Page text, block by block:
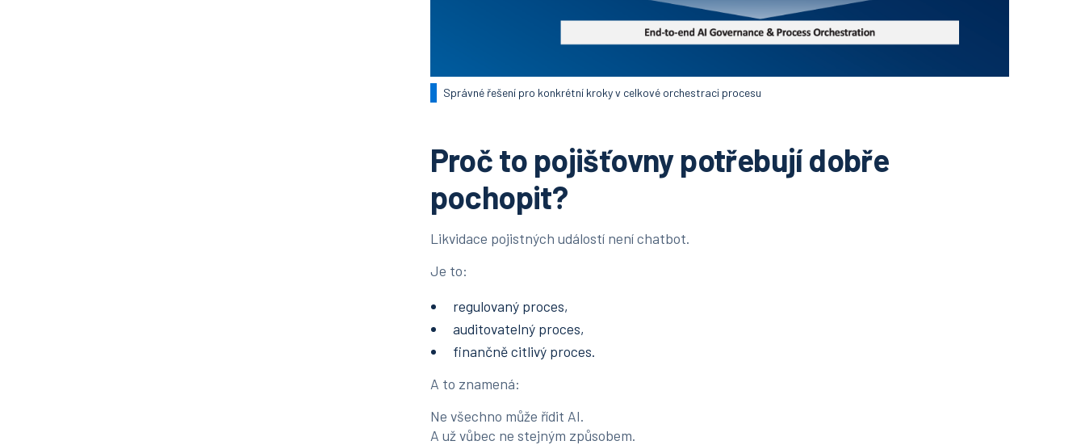
Správné řešení pro konkrétní kroky v celkové orchestraci procesu
Proč to pojišťovny potřebují dobře
pochopit?
Likvidace pojistných událostí není chatbot.
Je to:
regulovaný proces,
auditovatelný proces,
finančně citlivý proces.
A to znamená:
Ne všechno může řídit AI.
A už vůbec ne stejným způsobem.